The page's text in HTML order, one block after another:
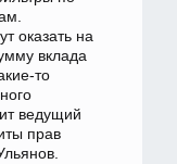
оказать на
вклада
то
ведущий
прав